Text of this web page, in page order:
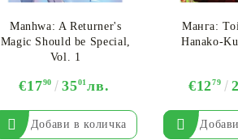
Manhwa: A Returner's
Magic Should be Special,
Vol. 1
€1790 3501лв.
Манга:
Hanako-
€1279